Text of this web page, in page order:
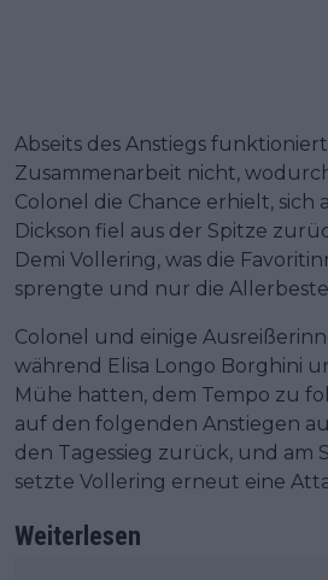
Abseits des Anstiegs
Zusammenarbeit nicht,
Colonel die Chance erhielt, sich
Dickson fiel aus der Spitze
Demi Vollering, was die
sprengte und nur die
Colonel und einige
während Elisa Longo Borghini
Mühe hatten, dem Tempo zu
auf den folgenden Anstiegen
den Tagessieg zurück, und am
setzte Vollering erneut eine
Weiterlesen